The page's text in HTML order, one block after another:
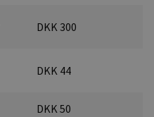
DKK 300
DKK 44
DKK 50